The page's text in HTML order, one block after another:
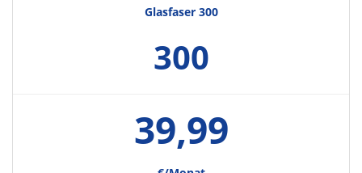
Glasfaser 300
300
39,99